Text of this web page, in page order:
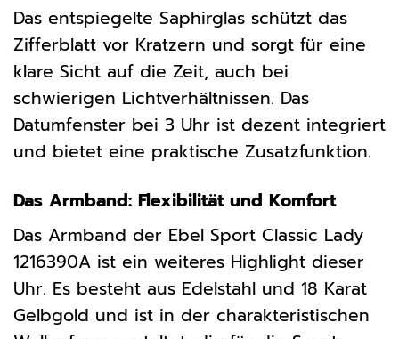
Das entspiegelte Saphirglas schützt das
Zifferblatt vor Kratzern und sorgt für eine
klare Sicht auf die Zeit, auch bei
schwierigen Lichtverhältnissen. Das
Datumfenster bei 3 Uhr ist dezent integriert
und bietet eine praktische Zusatzfunktion.
Das Armband: Flexibilität und Komfort
Das Armband der Ebel Sport Classic Lady
1216390A ist ein weiteres Highlight dieser
Uhr. Es besteht aus Edelstahl und 18 Karat
Gelbgold und ist in der charakteristischen